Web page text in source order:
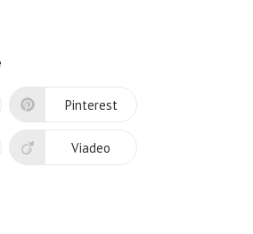
Pinterest
Viadeo